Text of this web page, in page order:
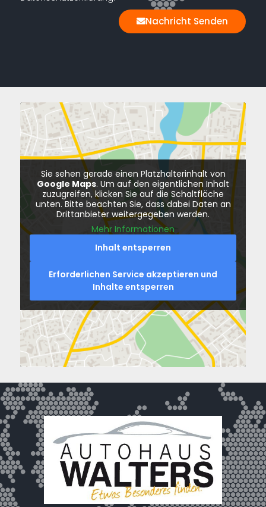
Nachricht Senden
Sie sehen gerade einen Platzhalterinhalt von
Google Maps. Um auf den eigentlichen Inhalt
zuzugreifen, klicken Sie auf die Schaltfläche
unten. Bitte beachten Sie, dass dabei Daten an
Drittanbieter weitergegeben werden.
Mehr Informationen
Inhalt entsperren
Erforderlichen Service akzeptieren und
Inhalte entsperren